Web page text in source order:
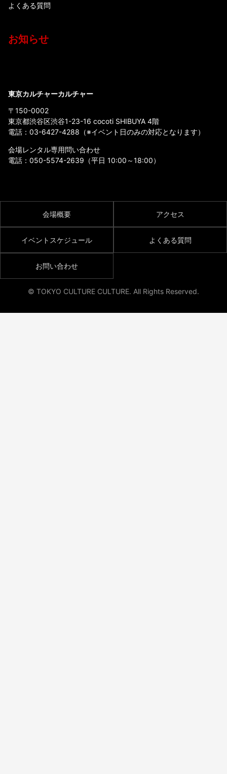
よくある質問
お知らせ
東京カルチャーカルチャー
〒150-0002
東京都渋谷区渋谷1-23-16 cocoti SHIBUYA 4階
電話： 03-6427-4288 （※イベント日のみの対応となります）
会場レンタル専用問い合わせ
電話： 050-5574-2639 （平日 10:00～18:00）
会場概要 アクセス
イベントスケジュール よくある質問
お問い合わせ
© TOKYO CULTURE CULTURE. All Rights Reserved.